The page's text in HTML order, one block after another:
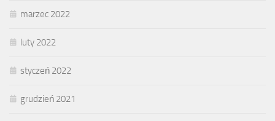
marzec 2022
luty 2022
styczeń 2022
grudzień 2021